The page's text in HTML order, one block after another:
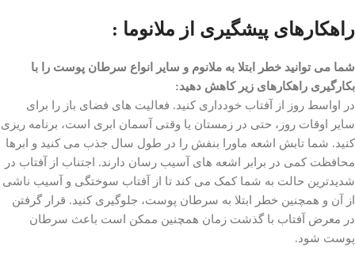
راهکارهای پیشگیری از ملانوما :
شما می توانید خطر ابتلا به ملانوم و سایر انواع سرطان پوست را با
بکارگیری راهکارهای زیر کاهش دهید:
در اواسط روز از آفتاب خودداری کنید. فعالیت های فضای باز را برای
سایر اوقات روز، حتی در زمستان یا وقتی آسمان ابری است، برنامه ریزی
کنید. شما تابش اشعه ماورا بنفش را در طول سال جذب می کنید و ابرها
محافظت کمی در برابر اشعه های آسیب رسان دارند. اجتناب از آفتاب در
شدیدترین حالت به شما کمک می کند تا از آفتاب سوختگی و آسیب ناشی
از آن و همچنین خطر ابتلا به سرطان پوست، جلوگیری کنید. قرار گرفتن
در معرض آفتاب با گذشت زمان همچنین ممکن است باعث سرطان
پوست شود.